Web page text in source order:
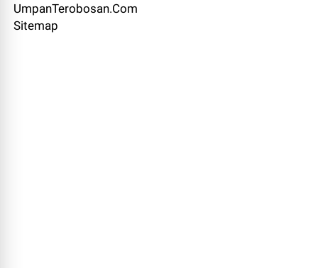
UmpanTerobosan.Com
Sitemap